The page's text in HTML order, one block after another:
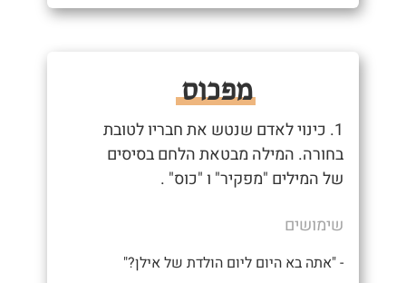
מפכוס
1. כינוי לאדם שנטש את חבריו לטובת
בחורה. המילה מבטאת הלחם בסיסים
של המילים "מפקיר" ו "כוס" .
שימושים
- "אתה בא היום ליום הולדת של אילן?"